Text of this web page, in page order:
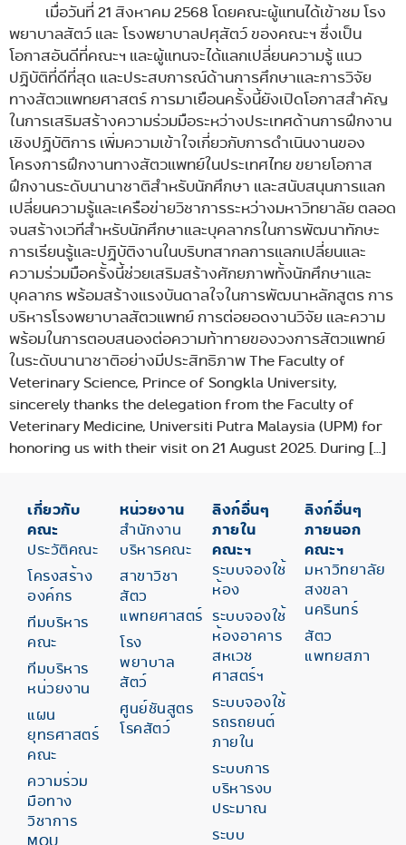
เมื่อวันที่ 21 สิงหาคม 2568 โดยคณะผู้แทนได้เข้าชม โรง
พยาบาลสัตว์ และ โรงพยาบาลปศุสัตว์ ของคณะฯ ซึ่งเป็น
โอกาสอันดีที่คณะฯ และผู้แทนจะได้แลกเปลี่ยนความรู้ แนว
ปฏิบัติที่ดีที่สุด และประสบการณ์ด้านการศึกษาและการวิจัย
ทางสัตวแพทยศาสตร์ การมาเยือนครั้งนี้ยังเปิดโอกาสสำคัญ
ในการเสริมสร้างความร่วมมือระหว่างประเทศด้านการฝึกงาน
เชิงปฏิบัติการ เพิ่มความเข้าใจเกี่ยวกับการดำเนินงานของ
โครงการฝึกงานทางสัตวแพทย์ในประเทศไทย ขยายโอกาส
ฝึกงานระดับนานาชาติสำหรับนักศึกษา และสนับสนุนการแลก
เปลี่ยนความรู้และเครือข่ายวิชาการระหว่างมหาวิทยาลัย ตลอด
จนสร้างเวทีสำหรับนักศึกษาและบุคลากรในการพัฒนาทักษะ
การเรียนรู้และปฏิบัติงานในบริบทสากลการแลกเปลี่ยนและ
ความร่วมมือครั้งนี้ช่วยเสริมสร้างศักยภาพทั้งนักศึกษาและ
บุคลากร พร้อมสร้างแรงบันดาลใจในการพัฒนาหลักสูตร การ
บริหารโรงพยาบาลสัตวแพทย์ การต่อยอดงานวิจัย และความ
พร้อมในการตอบสนองต่อความท้าทายของวงการสัตวแพทย์
ในระดับนานาชาติอย่างมีประสิทธิภาพ The Faculty of
Veterinary Science, Prince of Songkla University,
sincerely thanks the delegation from the Faculty of
Veterinary Medicine, Universiti Putra Malaysia (UPM) for
honoring us with their visit on 21 August 2025. During […]
เกี่ยวกับ
คณะ
ประวัติคณะ
โครงสร้าง
องค์กร
ทีมบริหาร
คณะ
ทีมบริหาร
หน่วยงาน
แผน
ยุทธศาสตร์
คณะ
ความร่วม
มือทาง
วิชาการ
MOU
หน่วยงาน
สำนักงาน
บริหารคณะ
สาขาวิชา
สัตว
แพทยศาสตร์
โรง
พยาบาล
สัตว์
ศูนย์ชันสูตร
โรคสัตว์
ลิงก์อื่นๆ
ภายใน
คณะฯ
ระบบจองใช้
ห้อง
ระบบจองใช้
ห้องอาคาร
สหเวช
ศาสตร์ฯ
ระบบจองใช้
รถรถยนต์
ภายใน
ระบบการ
บริหารงบ
ประมาณ
ระบบ
ลิงก์อื่นๆ
ภายนอก
คณะฯ
มหาวิทยาลัย
สงขลา
นครินทร์
สัตว
แพทยสภา